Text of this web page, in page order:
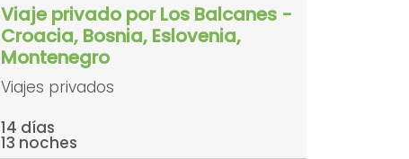
Viaje privado por Los Balcanes -
Croacia, Bosnia, Eslovenia,
Montenegro
Viajes privados
14 días
13 noches